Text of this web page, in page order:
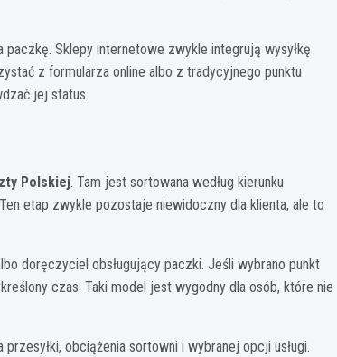
paczkę. Sklepy internetowe zwykle integrują wysyłkę
z formularza online albo z tradycyjnego punktu
jej status.
Polskiej. Tam jest sortowana według kierunku
etap zwykle pozostaje niewidoczny dla klienta, ale to
doręczyciel obsługujący paczki. Jeśli wybrano punkt
czas. Taki model jest wygodny dla osób, które nie
obciążenia sortowni i wybranej opcji usługi.